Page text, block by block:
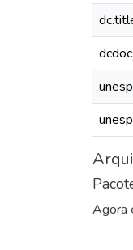
Agora